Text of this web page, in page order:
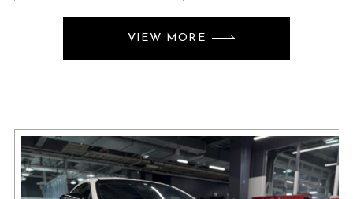
VIEW MORE